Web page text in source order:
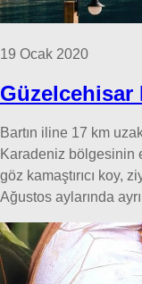
19 Ocak 2020
Güzelcehisar
Bartın iline 17 km
Karadeniz bölgesinin
göz kamaştırıcı koy,
Ağustos aylarında